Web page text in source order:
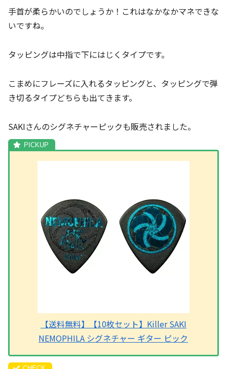
手首が柔らかいのでしょうか！これはなかなかマネできな
いですね。
タッピングは中指で下にはじくタイプです。
こまめにフレーズに入れるタッピングと、タッピングで弾
き切るタイプどちらも出てきます。
SAKIさんのシグネチャーピックも販売されました。
【送料無料】【10枚セット】Killer SAKI
NEMOPHILA シグネチャー ギター ピック